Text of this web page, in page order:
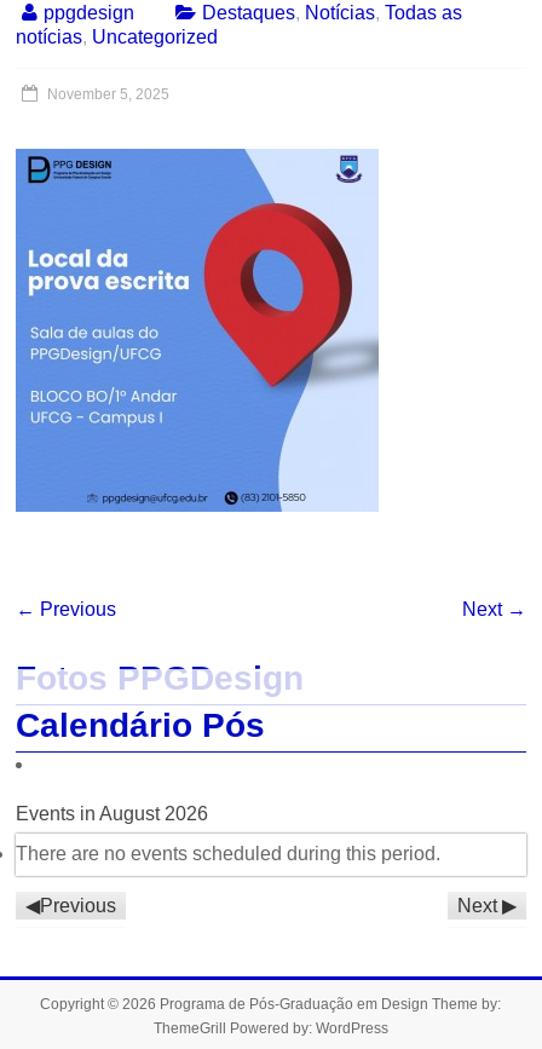
ppgdesign Destaques, Notícias,Todas as
notícias, Uncategorized
November 5, 2025
← Previous Next →
Fotos PPGDesign
Calendário Pós
Events in August 2026
There are no events scheduled during this period.
Previous Next
Copyright © 2026 Programa de Pós-Graduação em Design Theme by:
ThemeGrill
Powered by: WordPress